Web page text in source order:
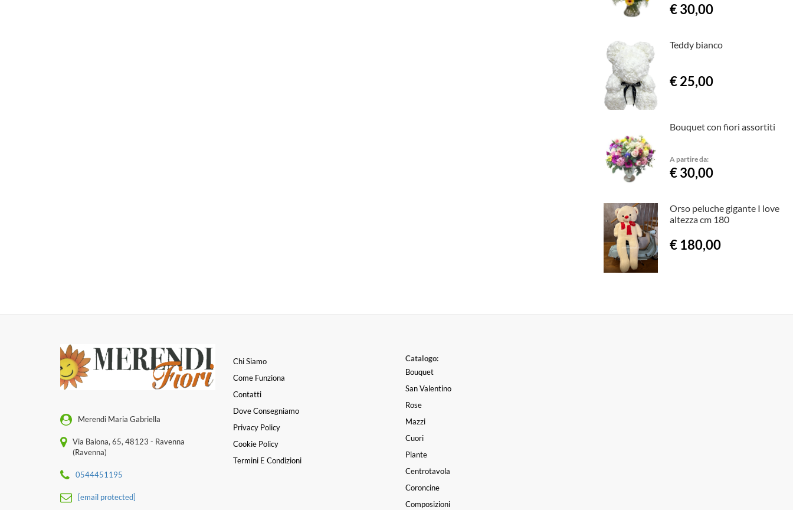
€ 30,00
Teddy bianco
€ 25,00
Bouquet con fiori assortiti
A partire da:
€ 30,00
Orso peluche gigante I love
altezza cm 180
€ 180,00
Merendi Maria Gabriella
Via Baiona, 65, 48123 - Ravenna
(Ravenna)
0544451195
[email protected]
Chi Siamo
Come Funziona
Contatti
Dove Consegniamo
Privacy Policy
Cookie Policy
Termini E Condizioni
Catalogo:
Bouquet
San Valentino
Rose
Mazzi
Cuori
Piante
Centrotavola
Coroncine
Composizioni